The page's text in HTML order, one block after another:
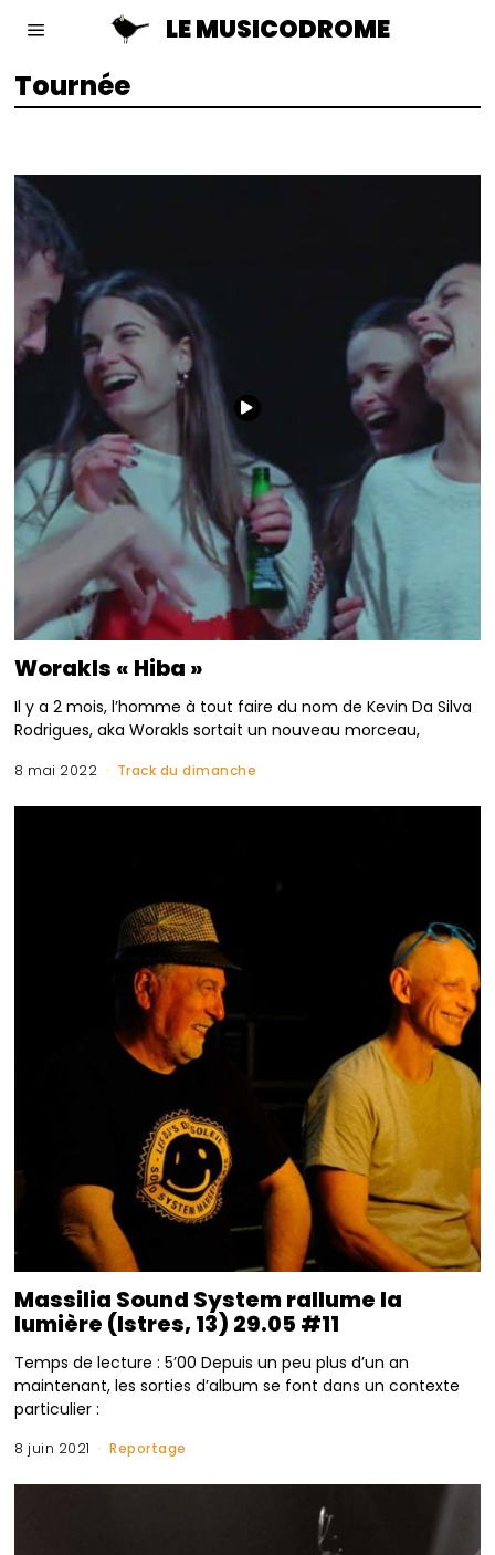
LE MUSICODROME
Tournée
Worakls « Hiba »
Il y a 2 mois, l’homme à tout faire du nom de Kevin Da Silva
Rodrigues, aka Worakls sortait un nouveau morceau,
8 mai 2022 Track du dimanche
Massilia Sound System rallume la
lumière (Istres, 13) 29.05 #11
Temps de lecture : 5’00 Depuis un peu plus d’un an
maintenant, les sorties d’album se font dans un contexte
particulier :
8 juin 2021 Reportage